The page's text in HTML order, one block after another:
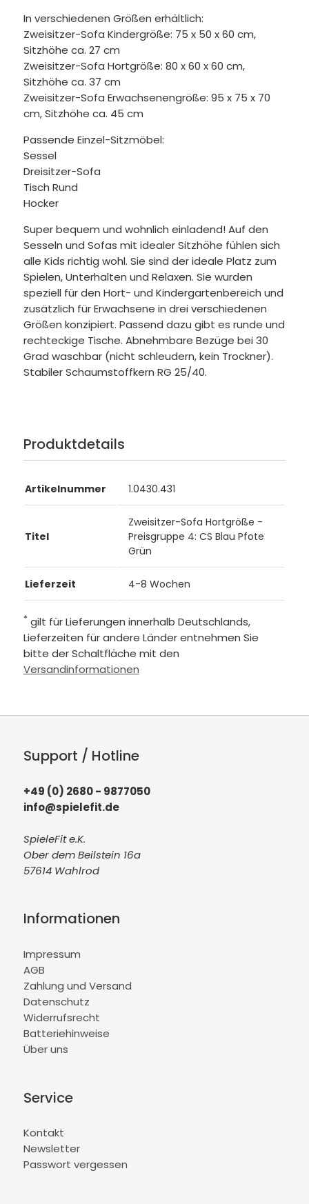
In verschiedenen Größen erhältlich:
Zweisitzer-Sofa Kindergröße: 75 x 50 x 60 cm,
Sitzhöhe ca. 27 cm
Zweisitzer-Sofa Hortgröße: 80 x 60 x 60 cm,
Sitzhöhe ca. 37 cm
Zweisitzer-Sofa Erwachsenengröße: 95 x 75 x 70
cm, Sitzhöhe ca. 45 cm
Passende Einzel-Sitzmöbel:
Sessel
Dreisitzer-Sofa
Tisch Rund
Hocker
Super bequem und wohnlich einladend! Auf den
Sesseln und Sofas mit idealer Sitzhöhe fühlen sich
alle Kids richtig wohl. Sie sind der ideale Platz zum
Spielen, Unterhalten und Relaxen. Sie wurden
speziell für den Hort- und Kindergartenbereich und
zusätzlich für Erwachsene in drei verschiedenen
Größen konzipiert. Passend dazu gibt es runde und
rechteckige Tische. Abnehmbare Bezüge bei 30
Grad waschbar (nicht schleudern, kein Trockner).
Stabiler Schaumstoffkern RG 25/40.
Produktdetails
Artikelnummer 1.0430.431
Titel
Zweisitzer-Sofa Hortgröße -
Preisgruppe 4: CS Blau Pfote
Grün
Lieferzeit 4-8 Wochen
* gilt für Lieferungen innerhalb Deutschlands,
Lieferzeiten für andere Länder entnehmen Sie
bitte der Schaltfläche mit den
Versandinformationen
Support / Hotline
+49 (0) 2680 - 9877050
info@spielefit.de
SpieleFit e.K.
Ober dem Beilstein 16a
57614 Wahlrod
Informationen
Impressum
AGB
Zahlung und Versand
Datenschutz
Widerrufsrecht
Batteriehinweise
Über uns
Service
Kontakt
Newsletter
Passwort vergessen